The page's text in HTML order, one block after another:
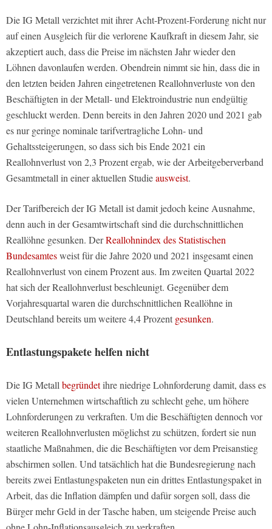
Die IG Metall verzichtet mit ihrer Acht-Prozent-Forderung nicht nur
auf einen Ausgleich für die verlorene Kaufkraft in diesem Jahr, sie
akzeptiert auch, dass die Preise im nächsten Jahr wieder den
Löhnen davonlaufen werden. Obendrein nimmt sie hin, dass die in
den letzten beiden Jahren eingetretenen Reallohnverluste von den
Beschäftigten in der Metall- und Elektroindustrie nun endgültig
geschluckt werden. Denn bereits in den Jahren 2020 und 2021 gab
es nur geringe nominale tarifvertragliche Lohn- und
Gehaltssteigerungen, so dass sich bis Ende 2021 ein
Reallohnverlust von 2,3 Prozent ergab, wie der Arbeitgeberverband
Gesamtmetall in einer aktuellen Studieausweist.
Der Tarifbereich der IG Metall ist damit jedoch keine Ausnahme,
denn auch in der Gesamtwirtschaft sind die durchschnittlichen
Reallöhne gesunken. DerReallohnindex des Statistischen
Bundesamtesweist für die Jahre 2020 und 2021 insgesamt einen
Reallohnverlust von einem Prozent aus. Im zweiten Quartal 2022
hat sich der Reallohnverlust beschleunigt. Gegenüber dem
Vorjahresquartal waren die durchschnittlichen Reallöhne in
Deutschland bereits um weitere 4,4 Prozent gesunken.
Entlastungspakete helfen nicht
Die IG Metall begründetihre niedrige Lohnforderung damit, dass es
vielen Unternehmen wirtschaftlich zu schlecht gehe, um höhere
Lohnforderungen zu verkraften. Um die Beschäftigten dennoch vor
weiteren Reallohnverlusten möglichst zu schützen, fordert sie nun
staatliche Maßnahmen, die die Beschäftigten vor dem Preisanstieg
abschirmen sollen. Und tatsächlich hat die Bundesregierung nach
bereits zwei Entlastungspaketen nun ein drittes Entlastungspaket in
Arbeit, das die Inflation dämpfen und dafür sorgen soll, dass die
Bürger mehr Geld in der Tasche haben, um steigende Preise auch